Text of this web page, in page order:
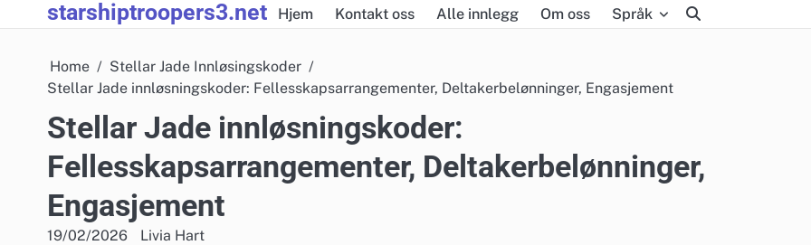
to
starshiptroopers3.net Hjem Kontakt oss Alle innlegg Om oss Språk
Home
Stellar Jade Innløsingskoder
Stellar Jade innløsningskoder: Fellesskapsarrangementer, Deltakerbelønninger, Engasjement
Stellar Jade innløsningskoder:
Fellesskapsarrangementer, Deltakerbelønninger,
Engasjement
19/02/2026 Livia Hart